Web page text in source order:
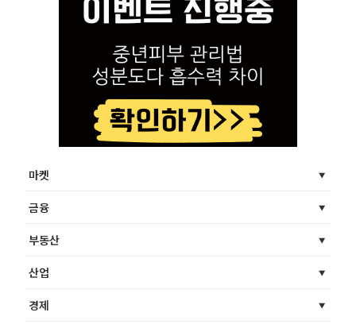
마켓
금융
부동산
산업
경제